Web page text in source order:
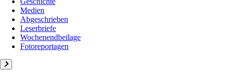
Medien
Abgeschrieben
Leserbriefe
Wochenendbeilage
Fotoreportagen